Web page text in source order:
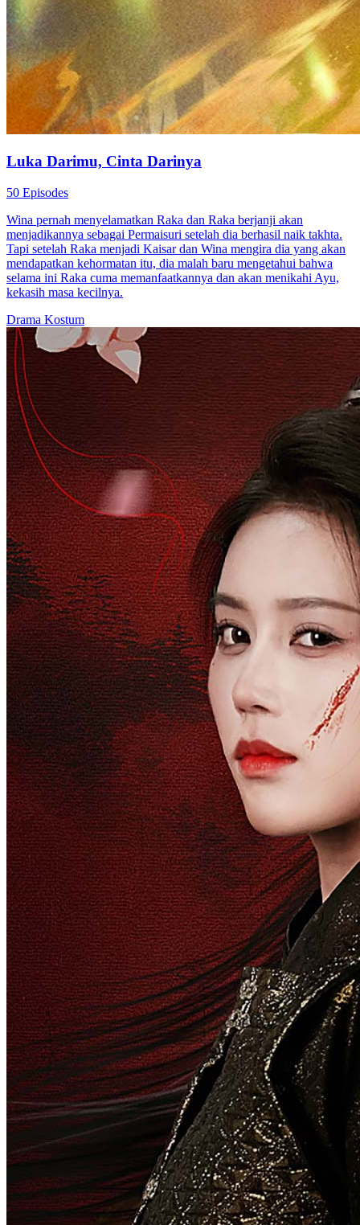
Luka Darimu, Cinta Darinya
50 Episodes
Wina pernah menyelamatkan Raka dan Raka berjanji akan
menjadikannya sebagai Permaisuri setelah dia berhasil naik takhta.
Tapi setelah Raka menjadi Kaisar dan Wina mengira dia yang akan
mendapatkan kehormatan itu, dia malah baru mengetahui bahwa
selama ini Raka cuma memanfaatkannya dan akan menikahi Ayu,
kekasih masa kecilnya.
Drama Kostum